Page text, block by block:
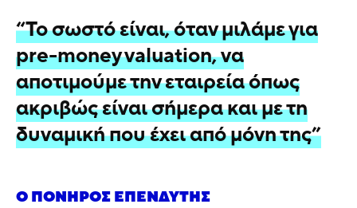
“Το σωστό είναι, όταν μιλάμε για
pre-money valuation, να
αποτιμούμε την εταιρεία όπως
ακριβώς είναι σήμερα και με τη
δυναμική που έχει από μόνη της”
Ο ΠΟΝΗΡΌΣ ΕΠΕΝΔΥΤΉΣ